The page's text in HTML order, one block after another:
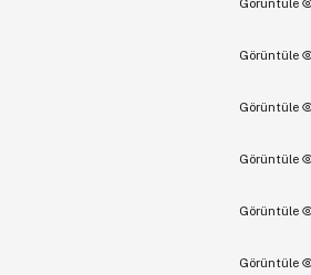
Görüntüle
Görüntüle
Görüntüle
Görüntüle
Görüntüle